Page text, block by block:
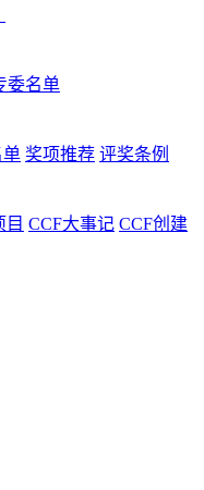
委名单
单 奖项推荐 评奖条例
目 CCF大事记 CCF创建